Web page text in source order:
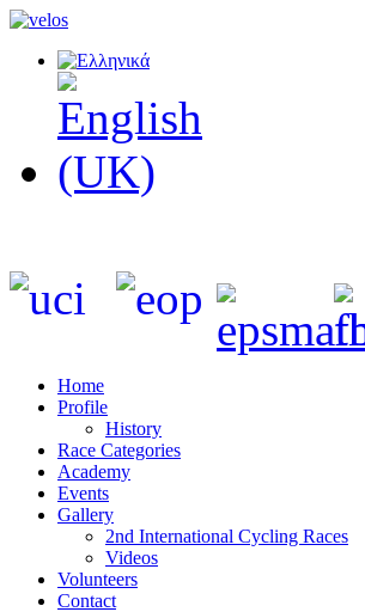
Home
Profile
History
Race Categories
Academy
Events
Gallery
2nd International Cycling Races
Videos
Volunteers
Contact